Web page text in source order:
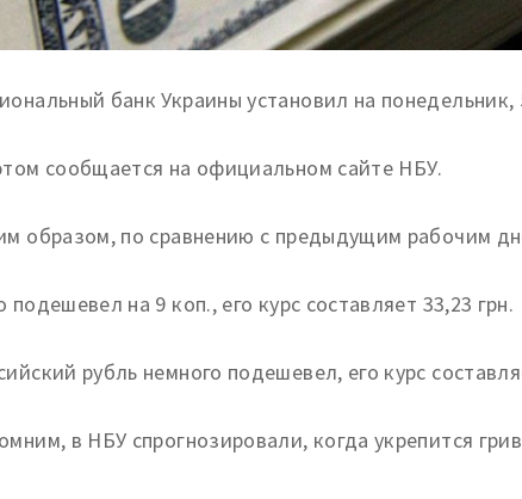
банк Украины установил на понедельник,
сообщается на официальном сайте НБУ.
образом, по сравнению с предыдущим рабочим
подешевел на 9 коп., его курс составляет 33,23 грн.
рубль немного подешевел, его курс
в НБУ спрогнозировали, когда укрепится